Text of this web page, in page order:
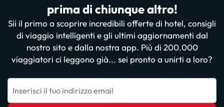
prima di chiunque altro!
Sii il primo a scoprire incredibili offerte di hotel, consigli
di viaggio intelligenti e gli ultimi aggiornamenti dal
nostro sito e dalla nostra app. Più di 200.000
viaggiatori ci leggono già... sei pronto a unirti a loro?
Inserisci il tuo indirizzo email